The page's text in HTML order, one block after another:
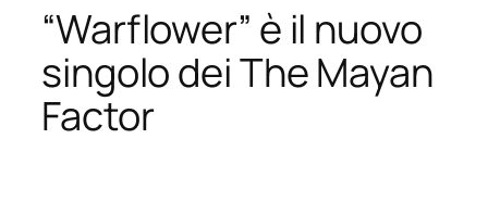
“Warflower” è il nuovo
singolo dei The Mayan
Factor